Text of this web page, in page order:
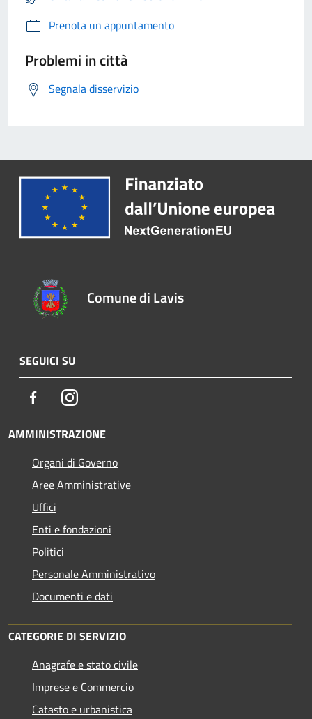
Prenota un appuntamento
Problemi in città
Segnala disservizio
Comune di Lavis
SEGUICI SU
FacebookInstagram
AMMINISTRAZIONE
Organi di Governo
Aree Amministrative
Uffici
Enti e fondazioni
Politici
Personale Amministrativo
Documenti e dati
CATEGORIE DI SERVIZIO
Anagrafe e stato civile
Imprese e Commercio
Catasto e urbanistica